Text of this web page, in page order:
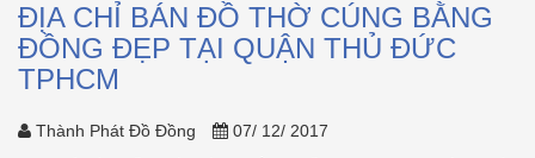
ĐỊA CHỈ BÁN ĐỒ THỜ CÚNG BẰNG
ĐỒNG ĐẸP TẠI QUẬN THỦ ĐỨC
TPHCM
Thành Phát Đồ Đồng
07/ 12/ 2017